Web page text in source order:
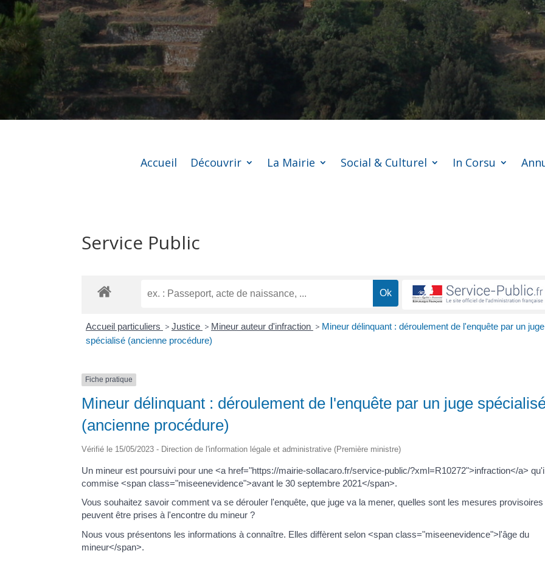
Accueil Découvrir La Mairie Social & Culturel In Corsu
Service Public
Accueil particuliers > Justice > Mineur auteur d'infraction > Mineur délinquant : déroulement de l'enquête par un juge
spécialisé (ancienne procédure)
Fiche pratique
Mineur délinquant : déroulement de l'enquête par un juge
(ancienne procédure)
Vérifié le 15/05/2023 - Direction de l'information légale et administrative (Première ministre)
Un mineur est poursuivi pour une <a href="https://mairie-sollacaro.fr/service-public/?xml=R10272">infraction</a>
commise <span class="miseenevidence">avant le 30 septembre 2021</span>.
Vous souhaitez savoir comment va se dérouler l'enquête, que juge va la mener, quelles sont les mesures provisoires
peuvent être prises à l'encontre du mineur ?
Nous vous présentons les informations à connaître. Elles diffèrent selon <span class="miseenevidence">l'âge du
mineur</span>.